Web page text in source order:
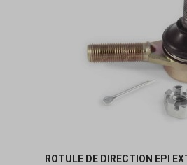
ROTULE DE DIRECTION EPI